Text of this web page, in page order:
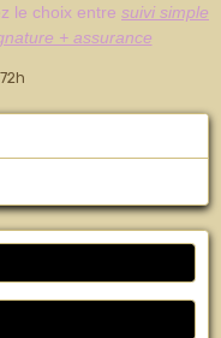
le choix entre suivi simple
+ assurance